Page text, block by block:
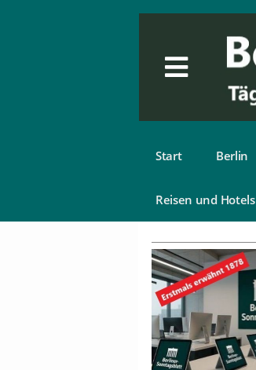
Start Berlin
Reisen und Hotels